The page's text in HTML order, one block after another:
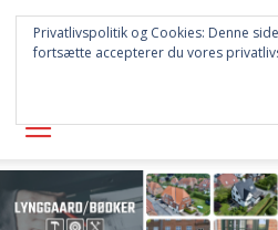
Privatlivspolitik og Cookies: Denne
fortsætte accepterer du vores